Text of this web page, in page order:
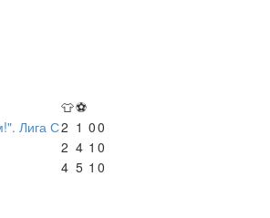
👕⚽
Лига С2 1 00
2 4 1 0
4 5 1 0